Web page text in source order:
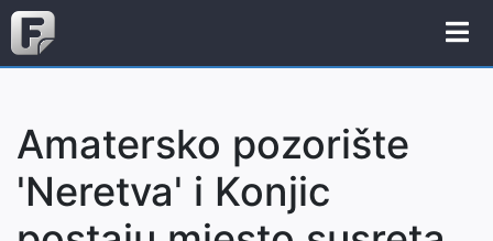
Amatersko pozorište
'Neretva' i Konjic